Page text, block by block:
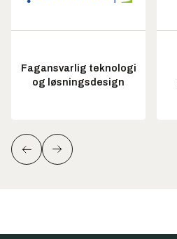
Fagansvarlig teknologi
og løsningsdesign